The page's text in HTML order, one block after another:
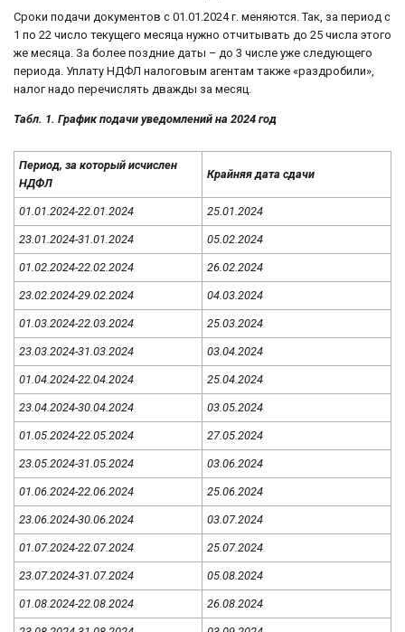
Сроки подачи документов с 01.01.2024 г. меняются. Так, за период с
1 по 22 число текущего месяца нужно отчитывать до 25 числа этого
же месяца. За более поздние даты – до 3 числе уже следующего
периода. Уплату НДФЛ налоговым агентам также «раздробили»,
налог надо перечислять дважды за месяц.
Табл. 1. График подачи уведомлений на 2024 год
Период, за который исчислен
НДФЛ
Крайняя дата сдачи
01.01.2024-22.01.2024 25.01.2024
23.01.2024-31.01.2024 05.02.2024
01.02.2024-22.02.2024 26.02.2024
23.02.2024-29.02.2024 04.03.2024
01.03.2024-22.03.2024 25.03.2024
23.03.2024-31.03.2024 03.04.2024
01.04.2024-22.04.2024 25.04.2024
23.04.2024-30.04.2024 03.05.2024
01.05.2024-22.05.2024 27.05.2024
23.05.2024-31.05.2024 03.06.2024
01.06.2024-22.06.2024 25.06.2024
23.06.2024-30.06.2024 03.07.2024
01.07.2024-22.07.2024 25.07.2024
23.07.2024-31.07.2024 05.08.2024
01.08.2024-22.08.2024 26.08.2024